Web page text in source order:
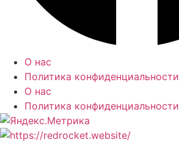
О нас
Политика конфиденциальности
О нас
Политика конфиденциальности